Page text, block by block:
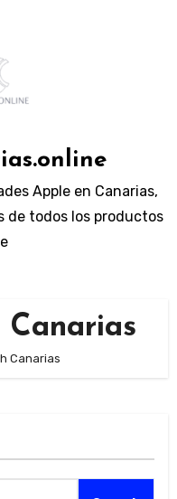
Apple en Canarias,
de todos los productos
Canarias